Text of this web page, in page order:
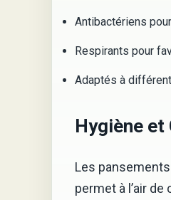
Antibactériens
Respirants pour
Adaptés à
Hygiène
Les
permet à l’air